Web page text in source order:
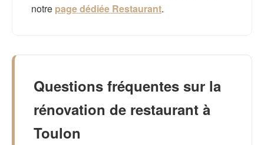
notre page dédiée Restaurant.
Questions fréquentes sur la
rénovation de restaurant à
Toulon